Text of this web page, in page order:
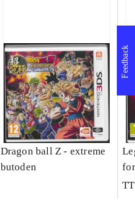
Dragon ball Z - extreme
butoden
Feedback